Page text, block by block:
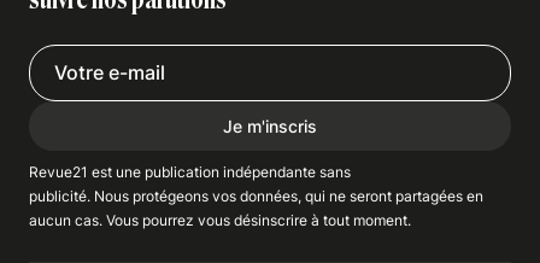
Je m'inscris
Revue21 est une publication indépendante sans
publicité. Nous protégeons vos données, qui ne seront partagées en
aucun cas. Vous pourrez vous désinscrire à tout moment.